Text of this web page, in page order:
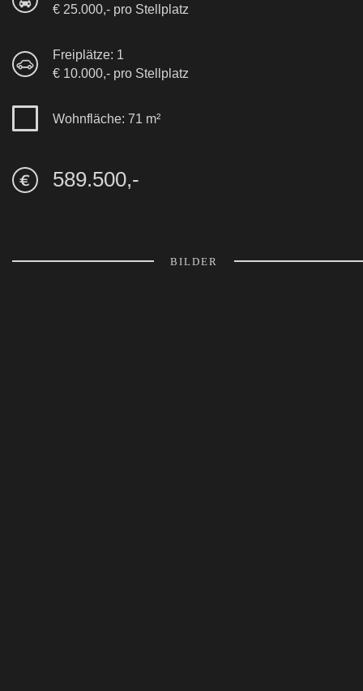
€ 25.000,- pro Stellplatz
Freiplätze: 1
€ 10.000,- pro Stellplatz
Wohnfläche: 71 m²
589.500,-
BILDER